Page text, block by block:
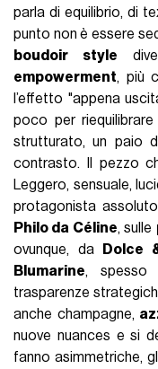
parla di equilibrio, di
punto non è essere
boudoir style
empowerment, più
l’effetto "appena
poco per
strutturato, un paio
contrasto. Il pezzo
Leggero, sensuale,
protagonista
Philo da Céline, sulle
ovunque, daDolce
Blumarine, spesso
trasparenze
anche champagne,
nuove nuances e si
fanno asimmetriche,